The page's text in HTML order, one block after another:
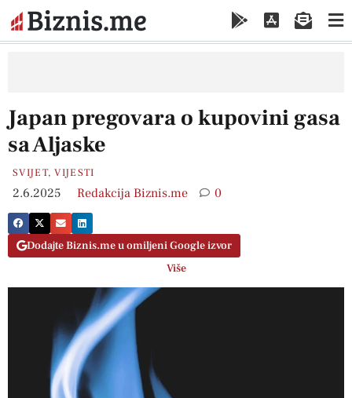
Japan pregovara o kupovini gasa
sa Aljaske
SVIJET,VIJESTI
2.6.2025 Redakcija Biznis.me 0
Dodajte Biznis.me u omiljeni Google izvor
Više